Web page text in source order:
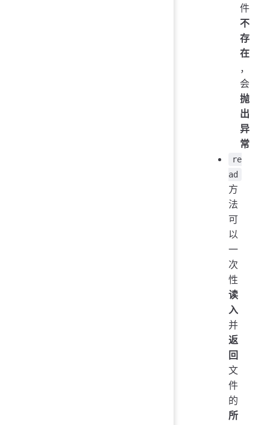
件
不
存
在
，
会
抛
出
异
常
re
ad
方
法
可
以
一
次
性
读
入
并
返
回
文
件
的
所